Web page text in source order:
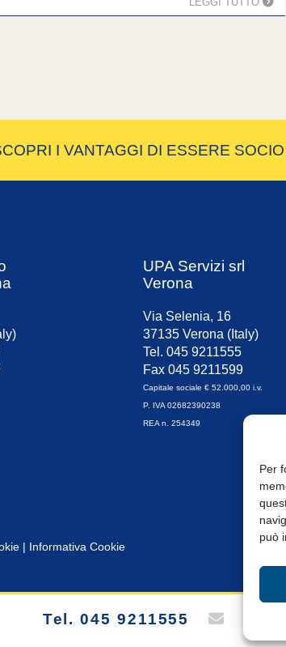
Per
può
I VANTAGGI DI ESSERE SOCIO
UPA Servizi srl
Verona
Via Selenia, 16
37135 Verona (Italy)
Tel. 045 9211555
Fax 045 9211599
Capitale sociale € 52.000,00 i.v.
P. IVA 02682390238
REA n. 254349
| Informativa Cookie
Tel. 045 9211555